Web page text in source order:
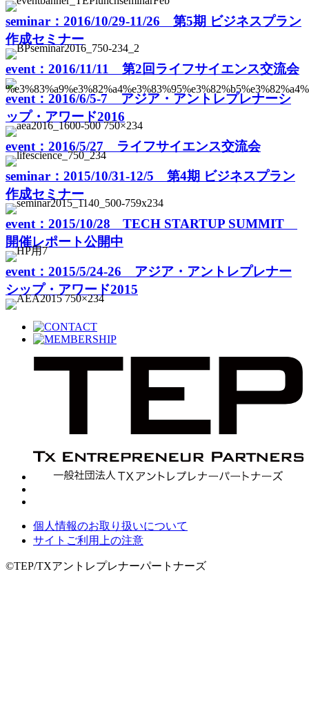
seminar：2016/10/29-11/26 第5期 ビジネスプラン
作成セミナー
event：2016/11/11 第2回ライフサイエンス交流会
event：2016/6/5-7 アジア・アントレプレナーシ
ップ・アワード2016
event：2016/5/27 ライフサイエンス交流会
seminar：2015/10/31-12/5 第4期 ビジネスプラン
作成セミナー
event：2015/10/28 TECH STARTUP SUMMIT
開催レポート公開中
event：2015/5/24-26 アジア・アントレプレナー
シップ・アワード2015
個人情報のお取り扱いについて
サイトご利用上の注意
©TEP/TXアントレプレナーパートナーズ